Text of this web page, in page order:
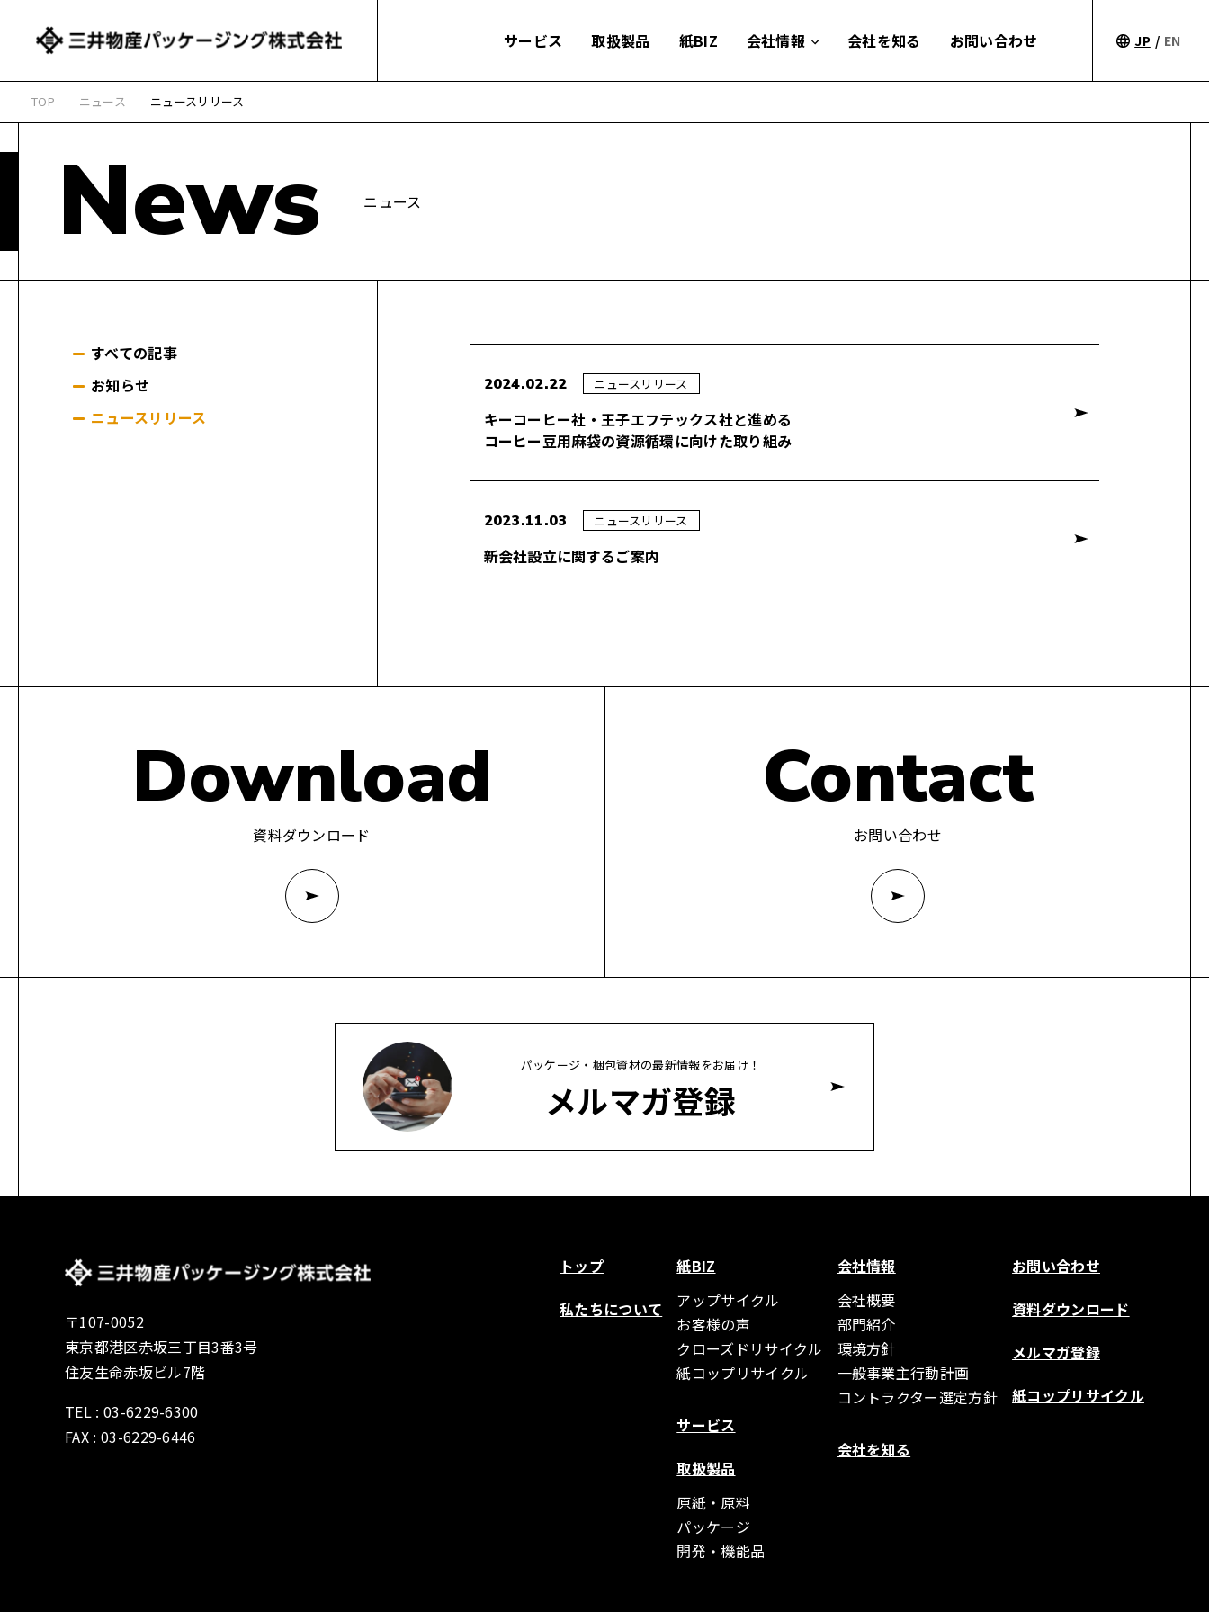
サービス 取扱製品 紙BIZ 会社情報 会社を知る お問い合わせ JP / EN
TOP ニュース ニュースリリース
News ニュース
すべての記事
お知らせ
ニュースリリース
2024.02.22 ニュースリリース
キーコーヒー社・王子エフテックス社と進める
コーヒー豆用麻袋の資源循環に向けた取り組み​
2023.11.03 ニュースリリース
新会社設立に関するご案内
Download
資料ダウンロード
Contact
お問い合わせ
パッケージ・梱包資材の最新情報をお届け！
メルマガ登録
〒107-0052
東京都港区赤坂三丁目3番3号
住友生命赤坂ビル7階
TEL : 03-6229-6300
FAX : 03-6229-6446
トップ
私たちについて
紙BIZ
アップサイクル
お客様の声
クローズドリサイクル
紙コップリサイクル
サービス
取扱製品
原紙・原料
パッケージ
開発・機能品
会社情報
会社概要
部門紹介
環境方針
一般事業主行動計画
コントラクター選定方針
会社を知る
お問い合わせ
資料ダウンロード
メルマガ登録
紙コップリサイクル